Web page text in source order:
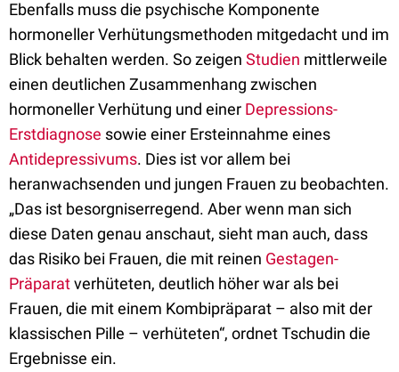
Ebenfalls muss die psychische Komponente
hormoneller Verhütungsmethoden mitgedacht und im
Blick behalten werden. So zeigen Studien mittlerweile
einen deutlichen Zusammenhang zwischen
hormoneller Verhütung und einer Depressions-
Erstdiagnose sowie einer Ersteinnahme eines
Antidepressivums. Dies ist vor allem bei
heranwachsenden und jungen Frauen zu beobachten.
„Das ist besorgniserregend. Aber wenn man sich
diese Daten genau anschaut, sieht man auch, dass
das Risiko bei Frauen, die mit reinen Gestagen-
Präparatverhüteten, deutlich höher war als bei
Frauen, die mit einem Kombipräparat – also mit der
klassischen Pille – verhüteten“, ordnet Tschudin die
Ergebnisse ein.